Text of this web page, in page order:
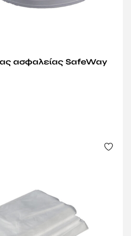
ασφαλείας SafeWay